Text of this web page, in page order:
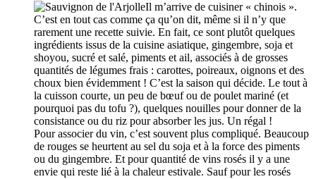
Il m’arrive de cuisiner « chinois ».
C’est en tout cas comme ça qu’on dit, même si il n’y que
rarement une recette suivie. En fait, ce sont plutôt quelques
ingrédients issus de la cuisine asiatique, gingembre, soja et
shoyou, sucré et salé, piments et ail, associés à de grosses
quantités de légumes frais : carottes, poireaux, oignons et des
choux bien évidemment ! C’est la saison qui décide. Le tout à
la cuisson courte, un peu de bœuf ou de poulet mariné (et
pourquoi pas du tofu ?), quelques nouilles pour donner de la
consistance ou du riz pour absorber les jus. Un régal !
Pour associer du vin, c’est souvent plus compliqué. Beaucoup
de rouges se heurtent au sel du soja et à la force des piments
ou du gingembre. Et pour quantité de vins rosés il y a une
envie qui reste lié à la chaleur estivale. Sauf pour les rosés